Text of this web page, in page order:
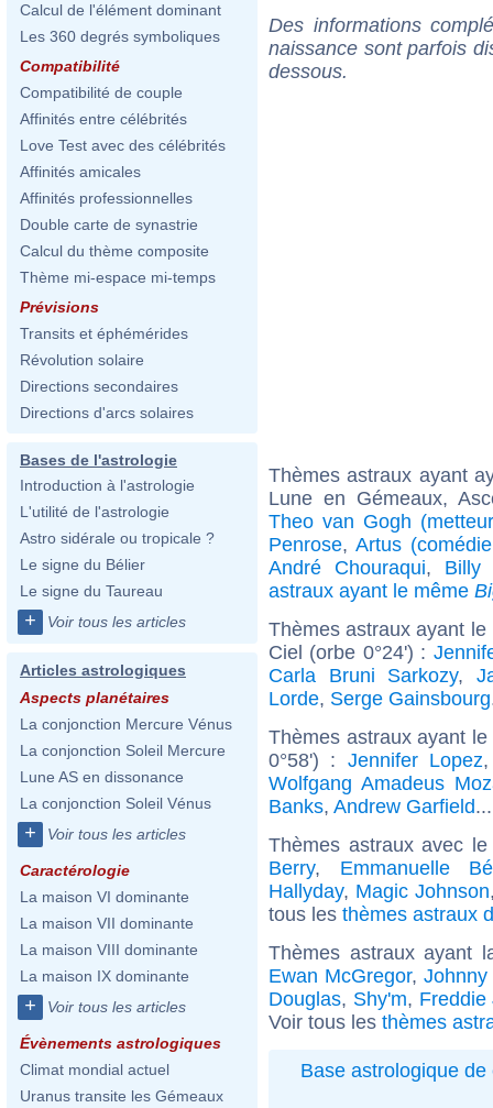
Calcul de l'élément dominant
Les 360 degrés symboliques
Compatibilité
Compatibilité de couple
Affinités entre célébrités
Love Test avec des célébrités
Affinités amicales
Affinités professionnelles
Double carte de synastrie
Calcul du thème composite
Thème mi-espace mi-temps
Prévisions
Transits et éphémérides
Révolution solaire
Directions secondaires
Directions d'arcs solaires
Bases de l'astrologie
Introduction à l'astrologie
L'utilité de l'astrologie
Astro sidérale ou tropicale ?
Le signe du Bélier
Le signe du Taureau
+ Voir tous les articles
Articles astrologiques
Aspects planétaires
La conjonction Mercure Vénus
La conjonction Soleil Mercure
Lune AS en dissonance
La conjonction Soleil Vénus
+ Voir tous les articles
Caractérologie
La maison VI dominante
La maison VII dominante
La maison VIII dominante
La maison IX dominante
+ Voir tous les articles
Évènements astrologiques
Climat mondial actuel
Uranus transite les Gémeaux
Des informations
naissance sont parfois
dessous.
Thèmes astraux ayant
Lune en Gémeaux,
Theo van Gogh
Penrose, Artus
André Chouraqui, Billy
astraux ayant le même
Thèmes astraux ayant
Ciel (orbe 0°24') :
Carla Bruni Sarkozy,
Lorde, Serge Gainsbourg
Thèmes astraux ayant
0°58') : Jennifer Lopez
Wolfgang Amadeus
Banks, Andrew Garfield
Thèmes astraux avec
Berry, Emmanuelle
Hallyday, Magic Johnson
tous les thèmes astraux
Thèmes astraux ayant
Ewan McGregor,
Douglas, Shy'm, Freddie
Voir tous les thèmes
Base astrologique de